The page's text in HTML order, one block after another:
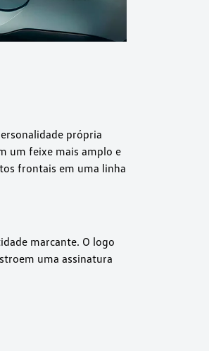
própria
um feixe mais amplo e
frontais em uma linha
marcante. O logo
uma assinatura